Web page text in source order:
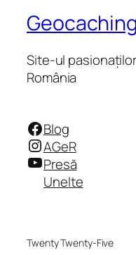
Site-ul
România
Facebook
Instagram
YouTube
Blog
AGeR
Presă
Unelte
Twenty Twenty-Five